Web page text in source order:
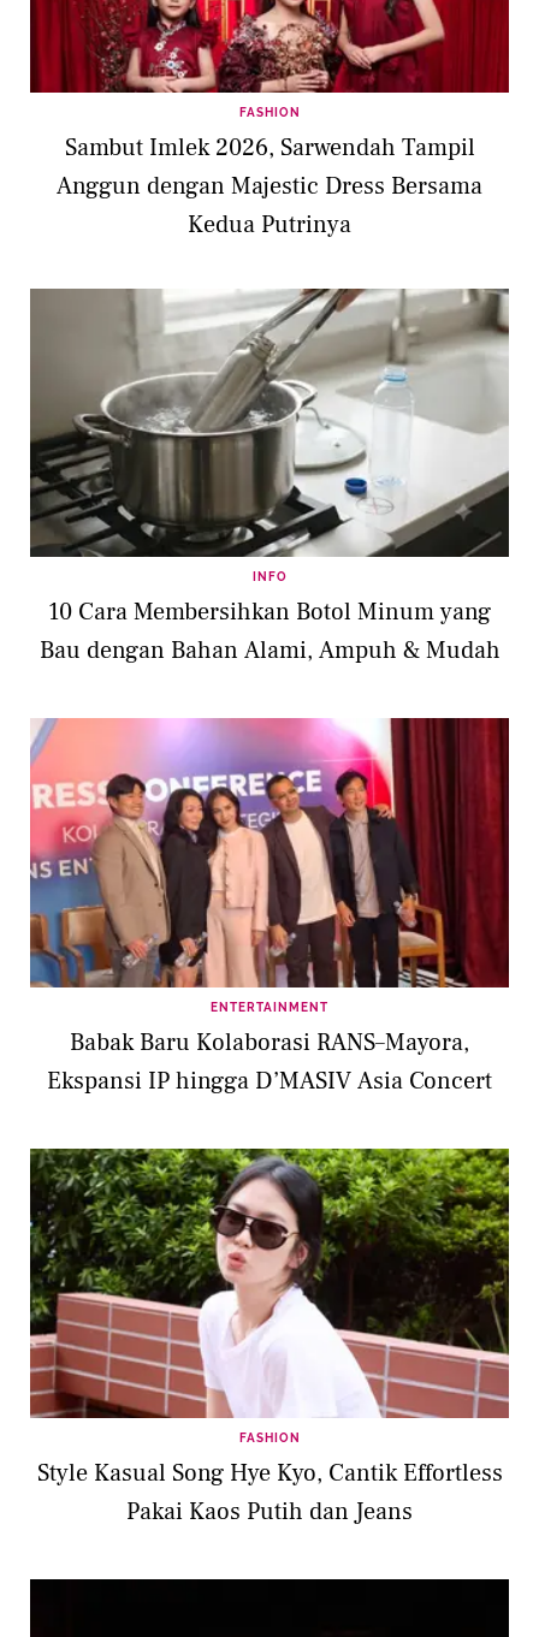
FASHION
Sambut Imlek 2026, Sarwendah Tampil
Anggun dengan Majestic Dress Bersama
Kedua Putrinya
INFO
10 Cara Membersihkan Botol Minum yang
Bau dengan Bahan Alami, Ampuh & Mudah
ENTERTAINMENT
Babak Baru Kolaborasi RANS–Mayora,
Ekspansi IP hingga D’MASIV Asia Concert
FASHION
Style Kasual Song Hye Kyo, Cantik Effortless
Pakai Kaos Putih dan Jeans